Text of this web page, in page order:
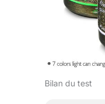
Bilan du test